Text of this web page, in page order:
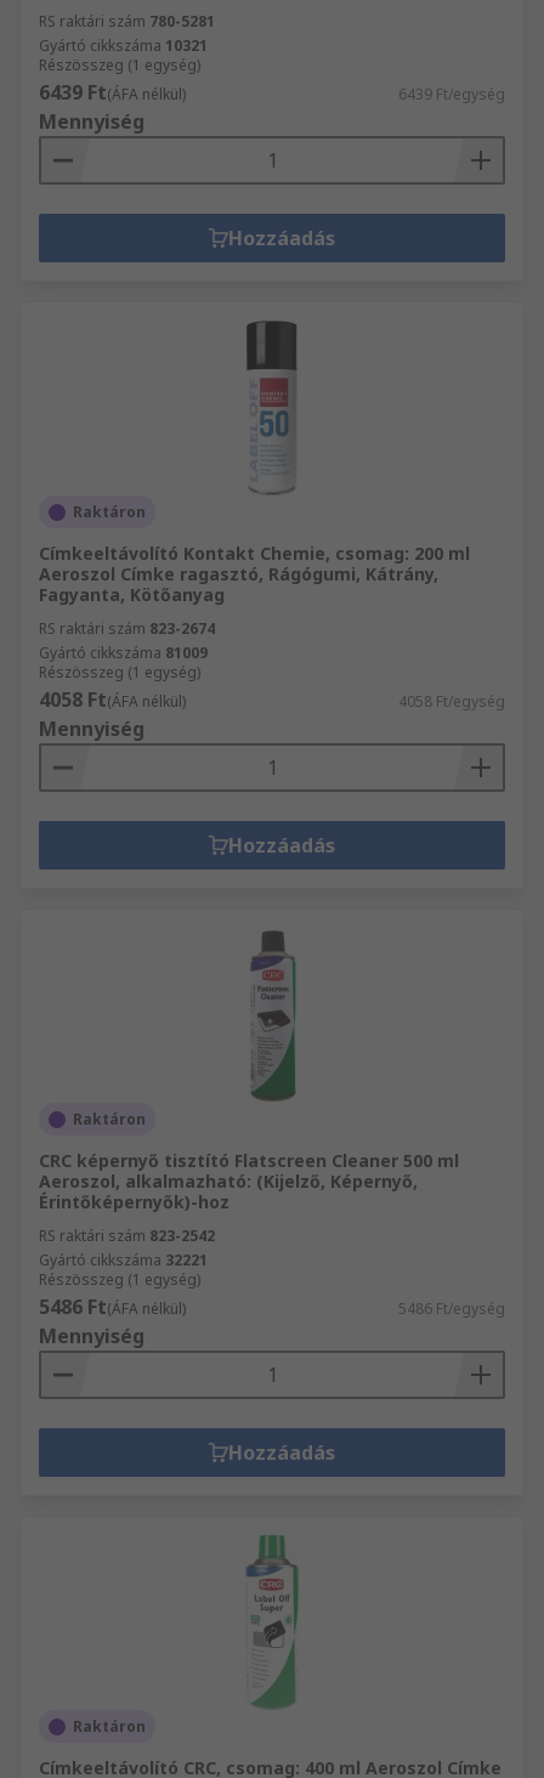
RS raktári szám 780-5281
Gyártó cikkszáma 10321
Részösszeg (1 egység)
6439 Ft(ÁFA nélkül) 6439 Ft/egység
Mennyiség
Hozzáadás
Raktáron
Címkeeltávolító Kontakt Chemie, csomag: 200 ml
Aeroszol Címke ragasztó, Rágógumi, Kátrány,
Fagyanta, Kötőanyag
RS raktári szám 823-2674
Gyártó cikkszáma 81009
Részösszeg (1 egység)
4058 Ft(ÁFA nélkül) 4058 Ft/egység
Mennyiség
Hozzáadás
Raktáron
CRC képernyő tisztító Flatscreen Cleaner 500 ml
Aeroszol, alkalmazható: (Kijelző, Képernyő,
Érintőképernyők)-hoz
RS raktári szám 823-2542
Gyártó cikkszáma 32221
Részösszeg (1 egység)
5486 Ft(ÁFA nélkül) 5486 Ft/egység
Mennyiség
Hozzáadás
Raktáron
Címkeeltávolító CRC, csomag: 400 ml Aeroszol Címke